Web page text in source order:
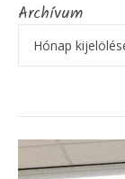
Archívum